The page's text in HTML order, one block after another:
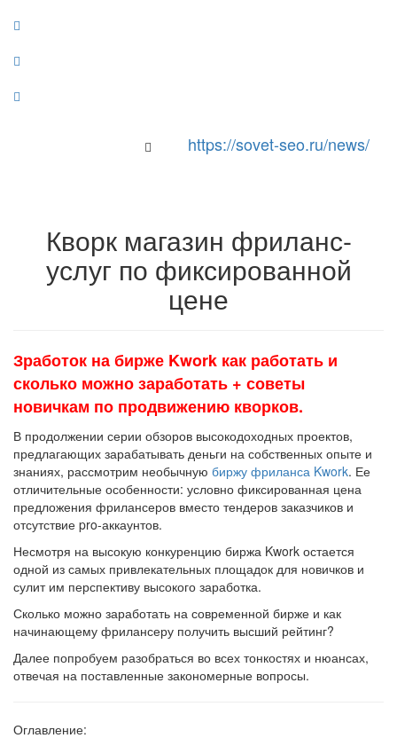
https://sovet-seo.ru/news/
Toggle Navigation
Кворк магазин фриланс-
услуг по фиксированной
цене
Зработок на бирже Kwork как работать и
сколько можно заработать + советы
новичкам по продвижению кворков.
В продолжении серии обзоров высокодоходных проектов,
предлагающих зарабатывать деньги на собственных опыте и
знаниях, рассмотрим необычную биржу фриланса Kwork. Ее
отличительные особенности: условно фиксированная цена
предложения фрилансеров вместо тендеров заказчиков и
отсутствие pro-аккаунтов.
Несмотря на высокую конкуренцию биржа Kwork остается
одной из самых привлекательных площадок для новичков и
сулит им перспективу высокого заработка.
Сколько можно заработать на современной бирже и как
начинающему фрилансеру получить высший рейтинг?
Далее попробуем разобраться во всех тонкостях и нюансах,
отвечая на поставленные закономерные вопросы.
Оглавление: